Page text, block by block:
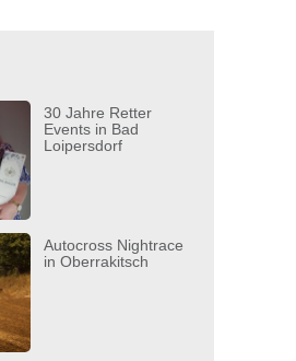
30 Jahre Retter
Events in Bad
Loipersdorf
Autocross Nightrace
in Oberrakitsch